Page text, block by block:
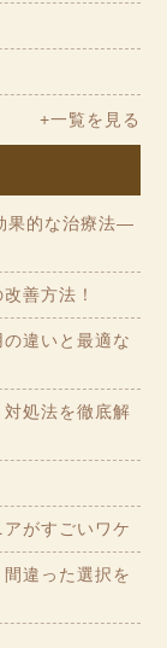
+一覧を見る
果的な治療法—
善方法！
違いと最適な
処法を徹底解
がすごいワケ
違った選択を